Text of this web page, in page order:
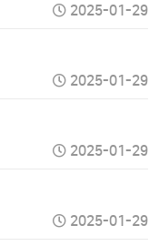
2025-01-29
2025-01-29
2025-01-29
2025-01-29